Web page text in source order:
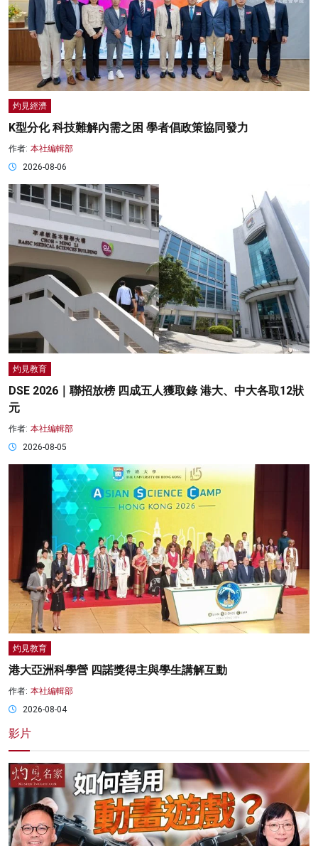
灼見經濟
K型分化 科技難解內需之困 學者倡政策協同發力
作者: 本社編輯部
2026-08-06
灼見教育
DSE 2026｜聯招放榜 四成五人獲取錄 港大、中大各取12狀
元
作者: 本社編輯部
2026-08-05
灼見教育
港大亞洲科學營 四諾獎得主與學生講解互動
作者: 本社編輯部
2026-08-04
影片